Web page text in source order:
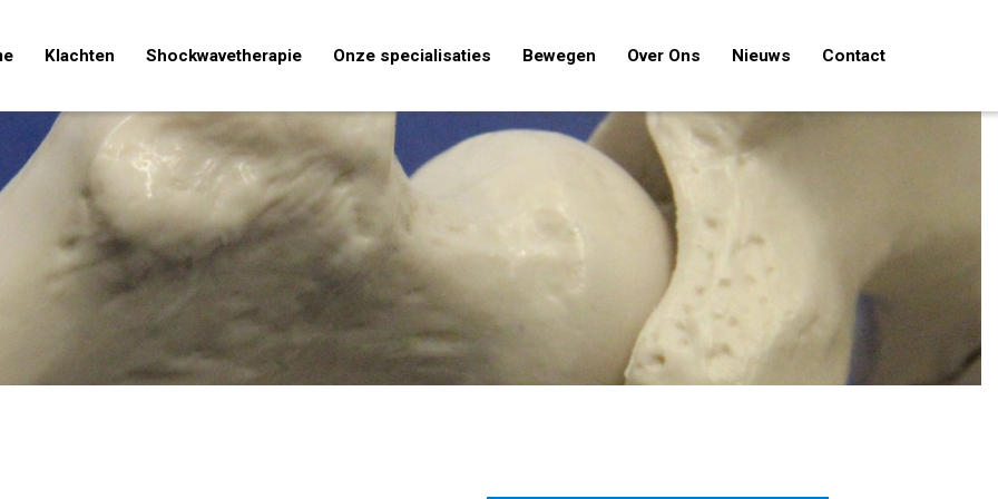
Klachten Shockwavetherapie Onze specialisaties Bewegen Over Ons Nieuws Contact